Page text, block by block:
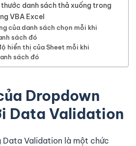
danh sách thả xuống trong
VBA Excel
của danh sách chọn mỗi khi
sách đó
hiển thị của Sheet mỗi khi
sách đó
Dropdown
Data Validation
Data Validation là một chức